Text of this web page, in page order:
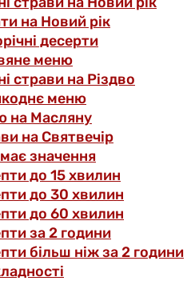
на Новий рік
десерти
меню
страви на Різдво
меню
на Масляну
на Святвечір
значення
до 15 хвилин
до 30 хвилин
до 60 хвилин
за 2 години
більш ніж за 2 години